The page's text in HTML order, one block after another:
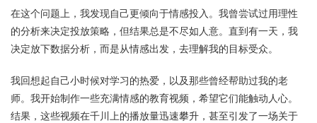
在这个问题上，我发现自己更倾向于情感投入。我曾尝试过用理性
的分析来决定投放策略，但结果总是不尽如人意。直到有一天，我
决定放下数据分析，而是从情感出发，去理解我的目标受众。
我回想起自己小时候对学习的热爱，以及那些曾经帮助过我的老
师。我开始制作一些充满情感的教育视频，希望它们能触动人心。
结果，这些视频在千川上的播放量迅速攀升，甚至引发了一场关于